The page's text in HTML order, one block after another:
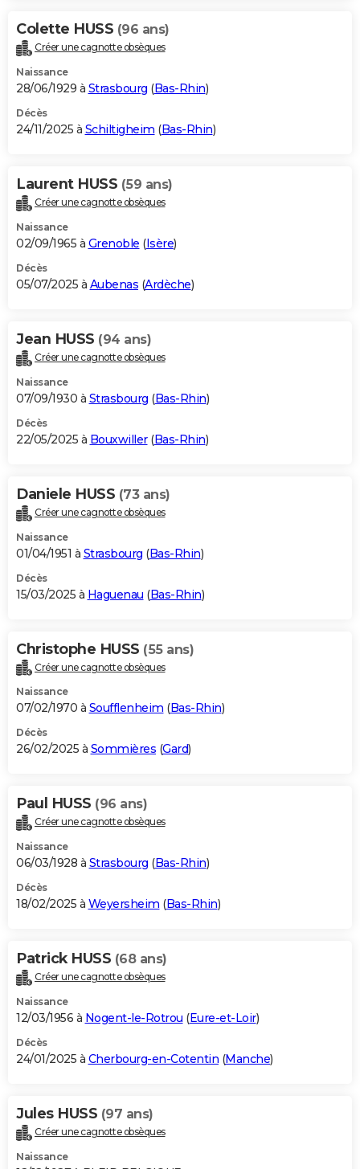
Colette HUSS (96 ans)
Créer une cagnotte obsèques
Naissance
28/06/1929 à Strasbourg (Bas-Rhin)
Décès
24/11/2025 à Schiltigheim (Bas-Rhin)
Laurent HUSS (59 ans)
Créer une cagnotte obsèques
Naissance
02/09/1965 à Grenoble (Isère)
Décès
05/07/2025 à Aubenas (Ardèche)
Jean HUSS (94 ans)
Créer une cagnotte obsèques
Naissance
07/09/1930 à Strasbourg (Bas-Rhin)
Décès
22/05/2025 à Bouxwiller(Bas-Rhin)
Daniele HUSS (73 ans)
Créer une cagnotte obsèques
Naissance
01/04/1951 à Strasbourg (Bas-Rhin)
Décès
15/03/2025 à Haguenau (Bas-Rhin)
Christophe HUSS (55 ans)
Créer une cagnotte obsèques
Naissance
07/02/1970 à Soufflenheim (Bas-Rhin)
Décès
26/02/2025 à Sommières (Gard)
Paul HUSS (96 ans)
Créer une cagnotte obsèques
Naissance
06/03/1928 à Strasbourg (Bas-Rhin)
Décès
18/02/2025 à Weyersheim (Bas-Rhin)
Patrick HUSS (68 ans)
Créer une cagnotte obsèques
Naissance
12/03/1956 à Nogent-le-Rotrou (Eure-et-Loir)
Décès
24/01/2025 à Cherbourg-en-Cotentin (Manche)
Jules HUSS (97 ans)
Créer une cagnotte obsèques
Naissance